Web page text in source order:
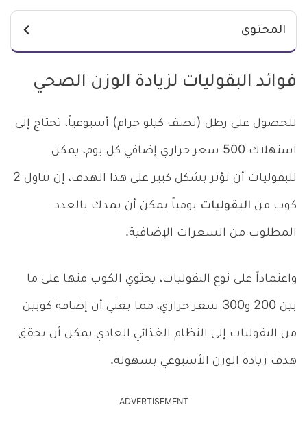
المحتوى
فوائد البقوليات لزيادة الوزن الصحي
للحصول على رطل (نصف كيلو جرام) أسبوعياً، تحتاج إلى
استهلاك 500 سعر حراري إضافي كل يوم، يمكن
للبقوليات أن تؤثر بشكل كبير على هذا الهدف، إن تناول 2
كوب من البقوليات يومياً يمكن أن يمدك بالعدد
المطلوب من السعرات الإضافية.
واعتماداً على نوع البقوليات، يحتوي الكوب منها على ما
بين 200 و300 سعر حراري، مما يعني أن إضافة كوبين
من البقوليات إلى النظام الغذائي العادي يمكن أن يحقق
هدف زيادة الوزن الأسبوعي بسهولة.
ADVERTISEMENT